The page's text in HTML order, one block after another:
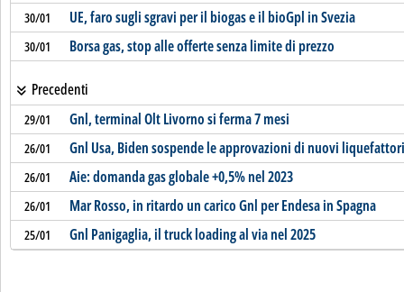
30/01 UE, faro sugli sgravi per il biogas e il bioGpl in Svezia
30/01 Borsa gas, stop alle offerte senza limite di prezzo
Precedenti
29/01 Gnl, terminal Olt Livorno si ferma 7 mesi
26/01 Gnl Usa, Biden sospende le approvazioni di nuovi liquefattori
26/01 Aie: domanda gas globale +0,5% nel 2023
26/01 Mar Rosso, in ritardo un carico Gnl per Endesa in Spagna
25/01 Gnl Panigaglia, il truck loading al via nel 2025